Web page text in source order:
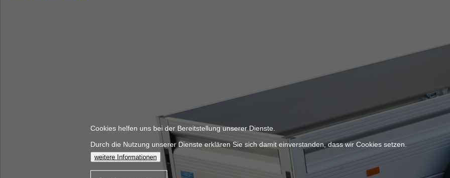
Cookies helfen uns bei der Bereitstellung unserer Dienste.
Durch die Nutzung unserer Dienste erklären Sie sich damit einverstanden, dass wir Cookies setzen.
weitere Informationen